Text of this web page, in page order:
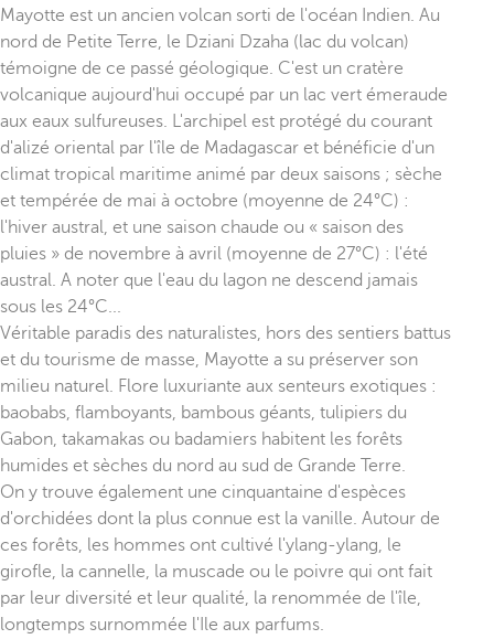
Mayotte est un ancien volcan sorti de l'océan Indien. Au
nord de Petite Terre, le Dziani Dzaha (lac du volcan)
témoigne de ce passé géologique. C'est un cratère
volcanique aujourd'hui occupé par un lac vert émeraude
aux eaux sulfureuses. L'archipel est protégé du courant
d'alizé oriental par l'île de Madagascar et bénéficie d'un
climat tropical maritime animé par deux saisons ; sèche
et tempérée de mai à octobre (moyenne de 24°C) :
l'hiver austral, et une saison chaude ou « saison des
pluies » de novembre à avril (moyenne de 27°C) : l'été
austral. A noter que l'eau du lagon ne descend jamais
sous les 24°C...
Véritable paradis des naturalistes, hors des sentiers battus
et du tourisme de masse, Mayotte a su préserver son
milieu naturel. Flore luxuriante aux senteurs exotiques :
baobabs, flamboyants, bambous géants, tulipiers du
Gabon, takamakas ou badamiers habitent les forêts
humides et sèches du nord au sud de Grande Terre.
On y trouve également une cinquantaine d'espèces
d'orchidées dont la plus connue est la vanille. Autour de
ces forêts, les hommes ont cultivé l'ylang-ylang, le
girofle, la cannelle, la muscade ou le poivre qui ont fait
par leur diversité et leur qualité, la renommée de l'île,
longtemps surnommée l'Ile aux parfums.